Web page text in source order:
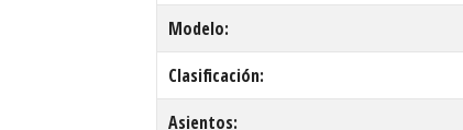
Modelo:
Clasificación:
Asientos: